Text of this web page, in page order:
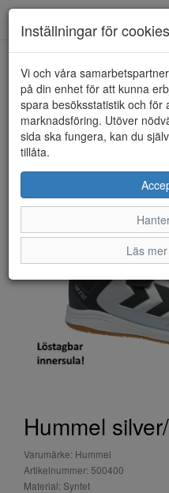
HEM HUMMEL
Hummel
Varumärke: Hummel
Artikelnummer: 500400
Material: Syntet
Inställningar för cookies
Vi och våra
på din enhet för att kunna
spara besöksstatistik och för
marknadsföring. Utöver
sida ska fungera, kan du
tillåta.
Läs